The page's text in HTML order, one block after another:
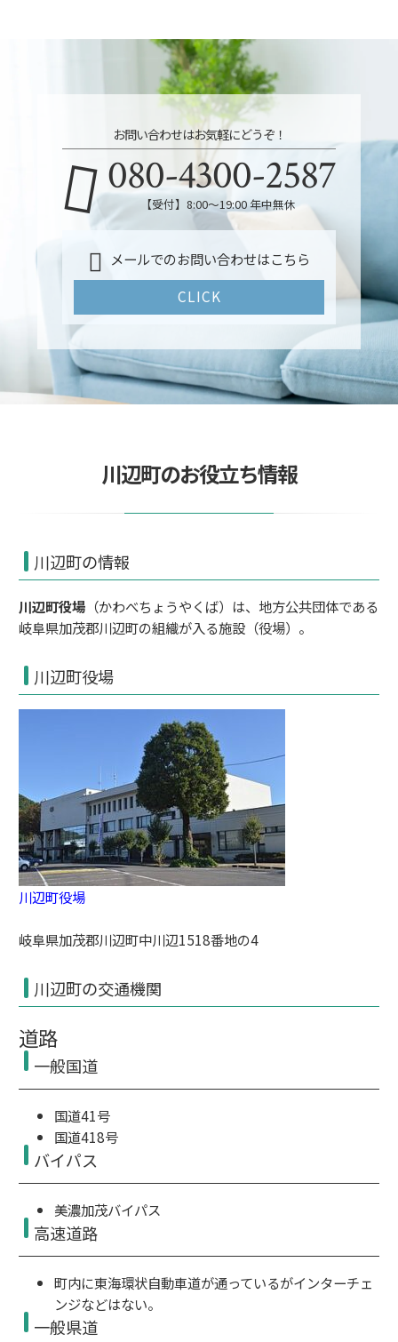
お問い合わせはお気軽にどうぞ！
080-4300-2587
【受付】8:00～19:00 年中無休
メールでのお問い合わせはこちら
CLICK
川辺町のお役立ち情報
川辺町の情報
川辺町役場 （かわべちょうやくば）は、 地方公共団体である
岐阜県加茂郡川辺町の組織が入る施設（役場）。
川辺町役場
川辺町役場
岐阜県加茂郡川辺町中川辺1518番地の4
川辺町の交通機関
道路
一般国道
国道41号
国道418号
バイパス
美濃加茂バイパス
高速道路
町内に東海環状自動車道が通っているがインターチェ
ンジなどはない。
一般県道